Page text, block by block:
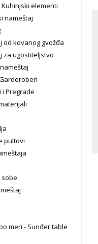
Kuhinjski elementi
nameštaj
od kovanog gvožđa
za ugostiteljstvo
i Pregrade
pultovi
sobe
meri - Sunđer table